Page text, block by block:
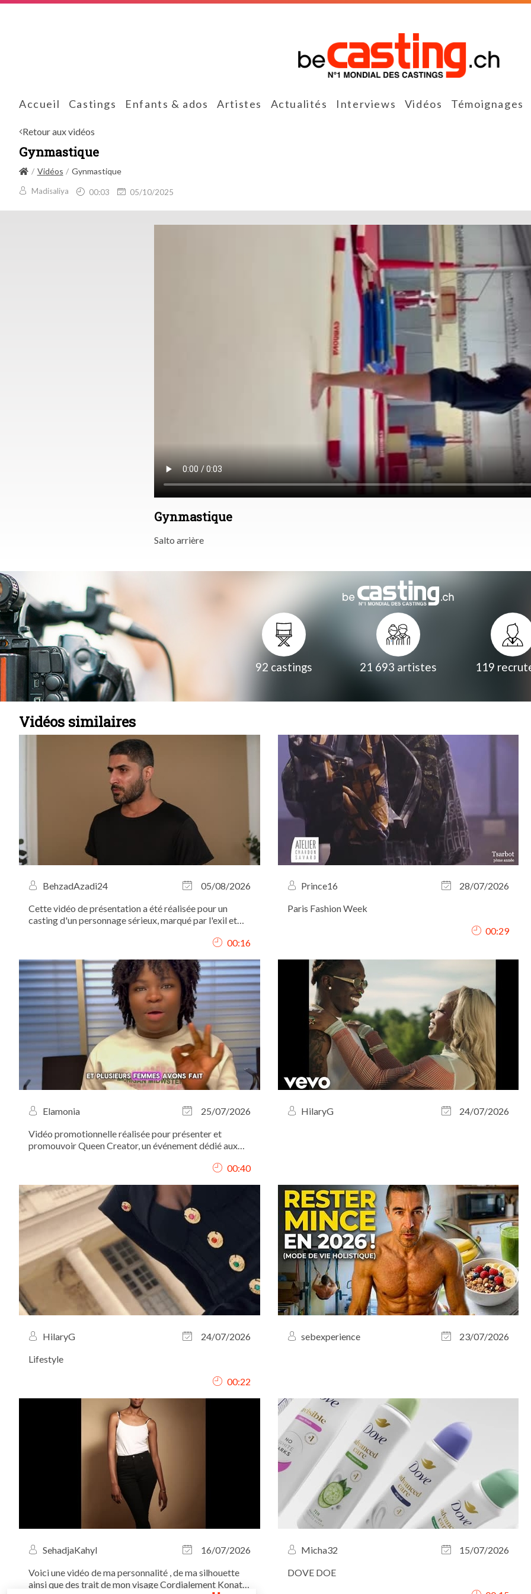
Accueil Castings Enfants & ados Artistes Actualités Interviews Vidéos Témoignages
Retour aux vidéos
Gynmastique
Vidéos Gynmastique
Madisaliya 00:03 05/10/2025
Gynmastique
Salto arrière
92 castings 21 693 artistes 119
Vidéos similaires
BehzadAzadi24
05/08/2026
Cette vidéo de présentation a été réalisée pour un
casting d'un personnage sérieux, marqué par l'exil et
00:16
Prince16
28/07/2026
Paris Fashion Week
00:29
Elamonia
25/07/2026
Vidéo promotionnelle réalisée pour présenter et
promouvoir Queen Creator, un événement dédié aux
concept de la vidéo, assuré le tournage et réalisé le00:40
HilaryG 24/07/2026
HilaryG
24/07/2026
Lifestyle
00:22
sebexperience 23/07/2026
SehadjaKahyl
16/07/2026
Voici une vidéo de ma personnalité , de ma silhouette
ainsi que des trait de mon visage Cordialement Konate
Micha32
15/07/2026
DOVE DOE